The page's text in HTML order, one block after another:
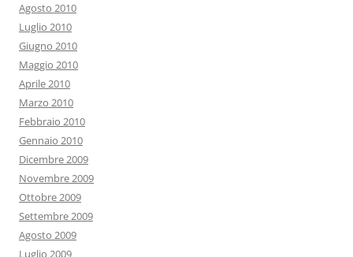
Agosto 2010
Luglio 2010
Giugno 2010
Maggio 2010
Aprile 2010
Marzo 2010
Febbraio 2010
Gennaio 2010
Dicembre 2009
Novembre 2009
Ottobre 2009
Settembre 2009
Agosto 2009